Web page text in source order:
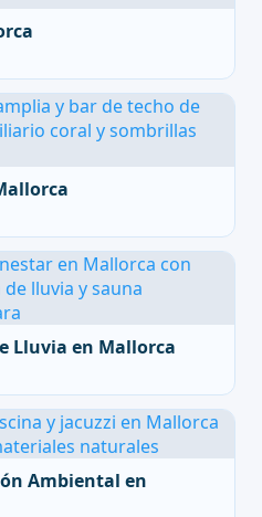
Lluvia en Mallorca
Ambiental en